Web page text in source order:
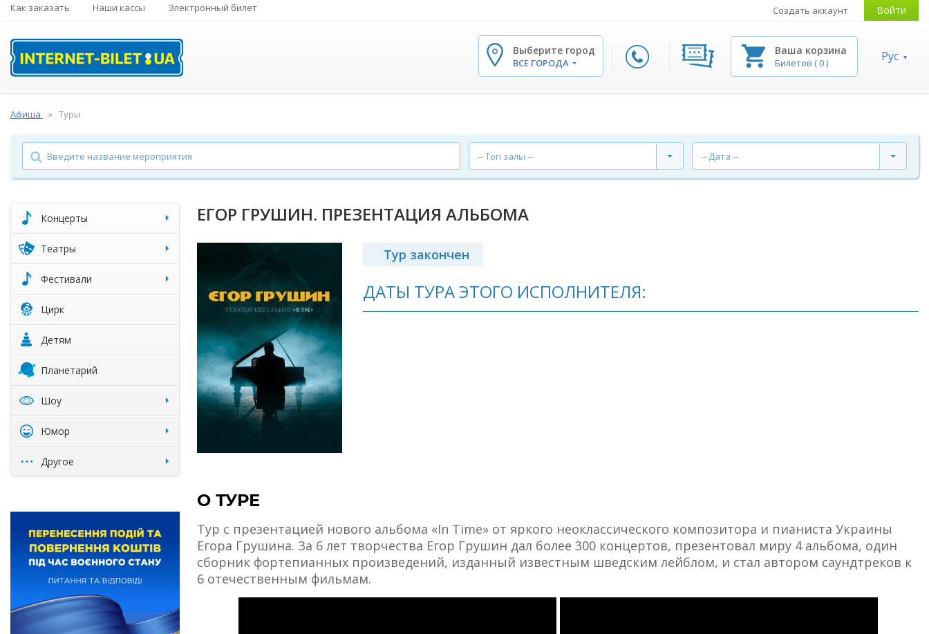
Как заказать Наши кассы Электронный билет Создать аккаунт Войти
Выберите город
ВСЕ ГОРОДА
Ваша корзина
Билетов (0) Рус
Афиша Туры
-- Топ залы -- -- Дата --
Концерты
Театры
Фестивали
Цирк
Детям
Планетарий
Шоу
Юмор
Другое
ЕГОР ГРУШИН. ПРЕЗЕНТАЦИЯ АЛЬБОМА
Тур закончен
ДАТЫ ТУРА ЭТОГО ИСПОЛНИТЕЛЯ:
О ТУРЕ
Тур с презентацией нового альбома «In Time» от яркого неоклассического композитора и пианиста Украины
Егора Грушина. За 6 лет творчества Егор Грушин дал более 300 концертов, презентовал миру 4 альбома, один
сборник фортепианных произведений, изданный известным шведским лейблом, и стал автором саундтреков к
6 отечественным фильмам.